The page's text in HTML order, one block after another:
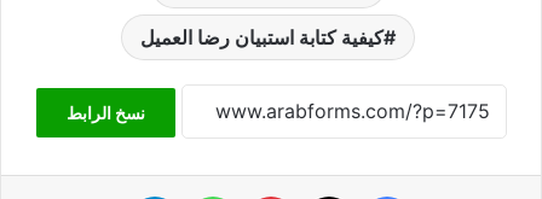
كيفية كتابة استبيان رضا العميل
نسخ الرابط